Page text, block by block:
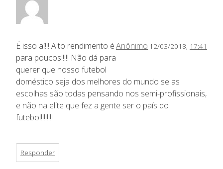
Anônimo 12/03/2018, 17:41
É isso aí!!! Alto rendimento é
para poucos!!!!! Não dá para
querer que nosso futebol
doméstico seja dos melhores do mundo se as
escolhas são todas pensando nos semi-profissionais,
e não na elite que fez a gente ser o país do
futebol!!!!!!!!
Responder